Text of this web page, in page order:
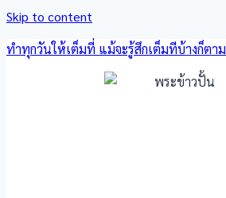
Skip to content
ทำทุกวันให้เต็มที่ แม้จะรู้สึกเต็มทีบ้างก็ตาม